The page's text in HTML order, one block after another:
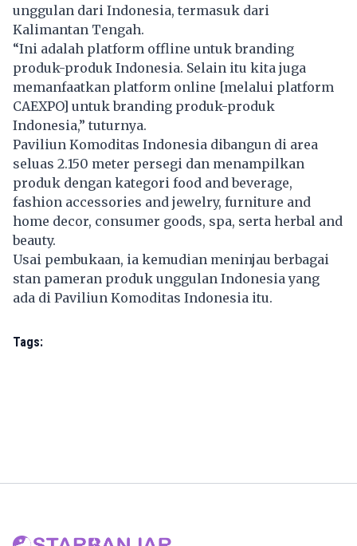
unggulan dari Indonesia, termasuk dari
Kalimantan Tengah.
“Ini adalah platform offline untuk branding
produk-produk Indonesia. Selain itu kita juga
memanfaatkan platform online [melalui platform
CAEXPO] untuk branding produk-produk
Indonesia,” tuturnya.
Paviliun Komoditas Indonesia dibangun di area
seluas 2.150 meter persegi dan menampilkan
produk dengan kategori food and beverage,
fashion accessories and jewelry, furniture and
home decor, consumer goods, spa, serta herbal and
beauty.
Usai pembukaan, ia kemudian meninjau berbagai
stan pameran produk unggulan Indonesia yang
ada di Paviliun Komoditas Indonesia itu.
Tags: